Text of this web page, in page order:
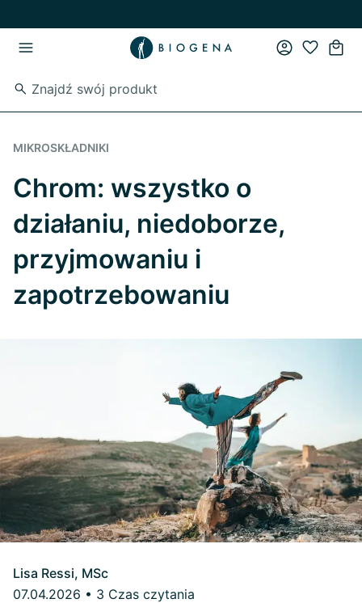
MIKROSKŁADNIKI
Chrom: wszystko o
działaniu, niedoborze,
przyjmowaniu i
zapotrzebowaniu
Lisa Ressi, MSc
07.04.2026 • 3 Czas czytania